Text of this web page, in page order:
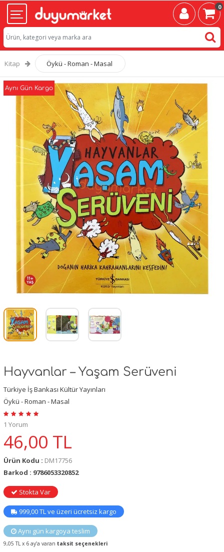
0
Kitap Öykü - Roman - Masal
Aynı Gün Kargo
Hayvanlar – Yaşam Serüveni
Türkiye İş Bankası Kültür Yayınları
Öykü - Roman - Masal
1 Yorum
46,00 TL
Ürün Kodu : DM17756
Barkod : 9786053320852
Stokta Var
999,00 TL ve üzeri ücretsiz kargo
Aynı gün kargoya teslim
9,05 TL x 6 ay’a varan taksit seçenekleri